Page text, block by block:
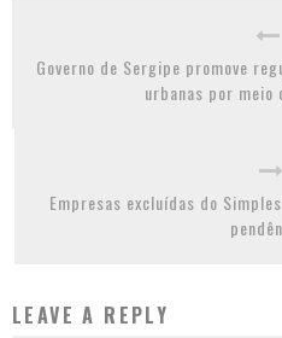
Governo de Sergipe promove
urbanas por meio
Empresas excluídas do
LEAVE A REPLY